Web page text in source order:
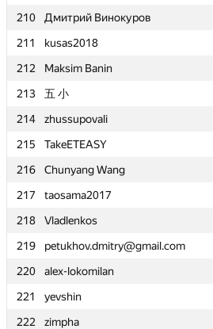
210
Дмитрий Винокуров
211
kusas2018
212
Maksim Banin
213
五 小
214
zhussupovali
215
TakeETEASY
216
Chunyang Wang
217
taosama2017
218
Vladlenkos
219
petukhov.dmitry@gmail.com
220
alex-lokomilan
221
yevshin
222
zimpha
210
Дмитрий Винокуров
211
kusas2018
212
Maksim Banin
213
五 小
214
zhussupovali
215
TakeETEASY
216
Chunyang Wang
217
taosama2017
218
Vladlenkos
219
petukhov.dmitry@gmail.com
220
alex-lokomilan
221
yevshin
222
zimpha